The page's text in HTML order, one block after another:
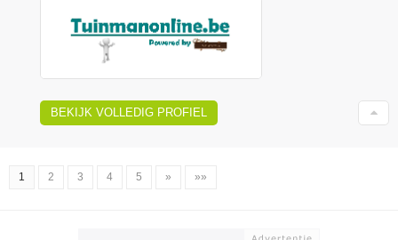
BEKIJK VOLLEDIG PROFIEL
1 2 3 4 5 » »»